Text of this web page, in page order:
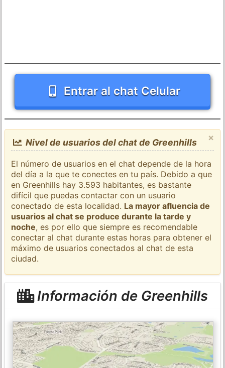
Entrar al chat Celular
×
Nivel de usuarios del chat de Greenhills
El número de usuarios en el chat depende de la hora
del día a la que te conectes en tu país. Debido a que
en Greenhills hay 3.593 habitantes, es bastante
difícil que puedas contactar con un usuario
conectado de esta localidad. La mayor afluencia de
usuarios al chat se produce durante la tarde y
noche, es por ello que siempre es recomendable
conectar al chat durante estas horas para obtener el
máximo de usuarios conectados al chat de esta
ciudad.
Información de Greenhills